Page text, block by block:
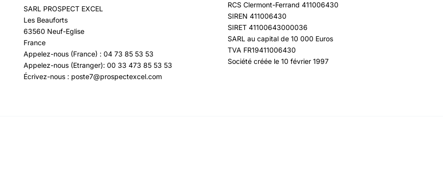
SARL PROSPECT EXCEL
Les Beauforts
63560 Neuf-Eglise
France
Appelez-nous (France) : 04 73 85 53 53
Appelez-nous (Etranger): 00 33 473 85 53 53
Écrivez-nous : poste7@prospectexcel.com
RCS Clermont-Ferrand 411006430
SIREN 411006430
SIRET 41100643000036
SARL au capital de 10 000 Euros
TVA FR19411006430
Société créée le 10 février 1997